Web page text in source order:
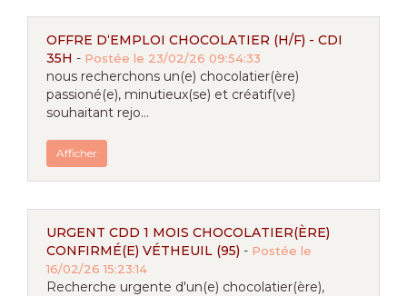
OFFRE D‘EMPLOI CHOCOLATIER (H/F) - CDI
35H - Postée le 23/02/26 09:54:33
nous recherchons un(e) chocolatier(ère)
passioné(e), minutieux(se) et créatif(ve)
souhaitant rejo...
Afficher
URGENT CDD 1 MOIS CHOCOLATIER(ÈRE)
CONFIRMÉ(E) VÉTHEUIL (95) - Postée le
16/02/26 15:23:14
Recherche urgente d'un(e) chocolatier(ère),